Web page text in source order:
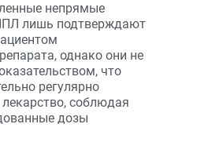
непрямые
лишь подтверждают
однако они не
что
регулярно
соблюдая
дозы